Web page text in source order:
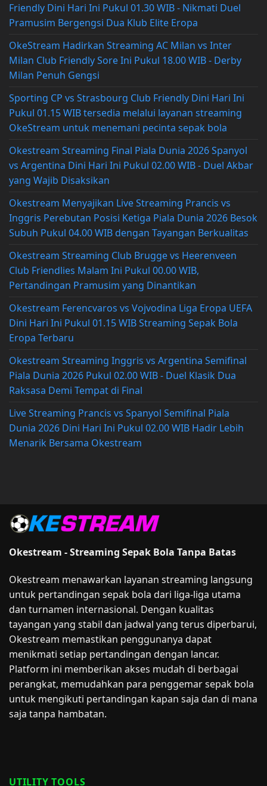
Friendly Dini Hari Ini Pukul 01.30 WIB - Nikmati Duel
Pramusim Bergengsi Dua Klub Elite Eropa
OkeStream Hadirkan Streaming AC Milan vs Inter
Milan Club Friendly Sore Ini Pukul 18.00 WIB - Derby
Milan Penuh Gengsi
Sporting CP vs Strasbourg Club Friendly Dini Hari Ini
Pukul 01.15 WIB tersedia melalui layanan streaming
OkeStream untuk menemani pecinta sepak bola
Okestream Streaming Final Piala Dunia 2026 Spanyol
vs Argentina Dini Hari Ini Pukul 02.00 WIB - Duel Akbar
yang Wajib Disaksikan
Okestream Menyajikan Live Streaming Prancis vs
Inggris Perebutan Posisi Ketiga Piala Dunia 2026 Besok
Subuh Pukul 04.00 WIB dengan Tayangan Berkualitas
Okestream Streaming Club Brugge vs Heerenveen
Club Friendlies Malam Ini Pukul 00.00 WIB,
Pertandingan Pramusim yang Dinantikan
Okestream Ferencvaros vs Vojvodina Liga Eropa UEFA
Dini Hari Ini Pukul 01.15 WIB Streaming Sepak Bola
Eropa Terbaru
Okestream Streaming Inggris vs Argentina Semifinal
Piala Dunia 2026 Pukul 02.00 WIB - Duel Klasik Dua
Raksasa Demi Tempat di Final
Live Streaming Prancis vs Spanyol Semifinal Piala
Dunia 2026 Dini Hari Ini Pukul 02.00 WIB Hadir Lebih
Menarik Bersama Okestream
Okestream - Streaming Sepak Bola Tanpa Batas
Okestream menawarkan layanan streaming langsung
untuk pertandingan sepak bola dari liga-liga utama
dan turnamen internasional. Dengan kualitas
tayangan yang stabil dan jadwal yang terus diperbarui,
Okestream memastikan penggunanya dapat
menikmati setiap pertandingan dengan lancar.
Platform ini memberikan akses mudah di berbagai
perangkat, memudahkan para penggemar sepak bola
untuk mengikuti pertandingan kapan saja dan di mana
saja tanpa hambatan.
UTILITY TOOLS